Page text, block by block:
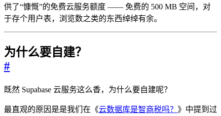
供了“慷慨”的免费云服务额度 —— 免费的 500 MB 空间，对
于存个用户表，浏览数之类的东西绰绰有余。
为什么要自建？
#
既然 Supabase 云服务这么香，为什么要自建呢？
最直观的原因是是我们在《云数据库是智商税吗？ 》中提到过